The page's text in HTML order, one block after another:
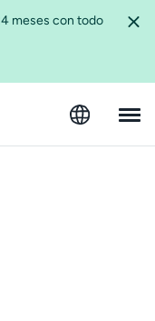
meses con todo